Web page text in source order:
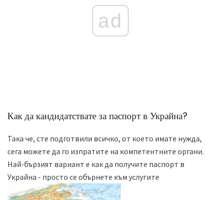
ad
Как да кандидатствате за паспорт в Украйна?
Така че, сте подготвили всичко, от което имате нужда,
сега можете да го изпратите на компетентните органи.
Най-бързият вариант е как да получите паспорт в
Украйна - просто се обърнете към услугите